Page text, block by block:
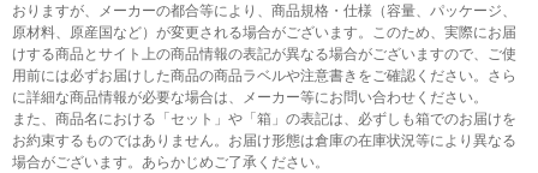
おりますが、メーカーの都合等により、商品規格・仕様（容量、パッケージ、
原材料、原産国など）が変更される場合がございます。このため、実際にお届
けする商品とサイト上の商品情報の表記が異なる場合がございますので、ご使
用前には必ずお届けした商品の商品ラベルや注意書きをご確認ください。さら
に詳細な商品情報が必要な場合は、メーカー等にお問い合わせください。
また、商品名における「セット」や「箱」の表記は、必ずしも箱でのお届けを
お約束するものではありません。お届け形態は倉庫の在庫状況等により異なる
場合がございます。あらかじめご了承ください。